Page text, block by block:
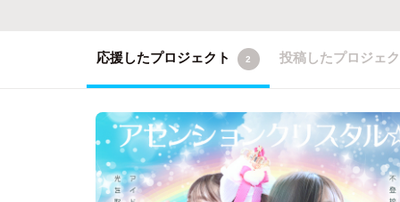
応援したプロジェクト 2 投稿したプロジェ